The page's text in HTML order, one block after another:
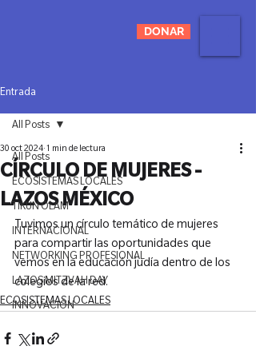
DONAR
Entrada
All Posts
ECOSISTEMAS LOCALES
TIKUN OLAM
INTERNACIONAL
NETWORKING PROFESIONAL
LAZOS MITZVAH DAY
INNOVACIÓN
All Posts
CÍRCULO DE MUJERES -
LAZOS MÉXICO
30 oct 2024 1 min de lectura
Tuvimos un círculo temático de mujeres
para compartir las oportunidades que
vemos en la educación judía dentro de los
colegios de la red.
ECOSISTEMAS LOCALES